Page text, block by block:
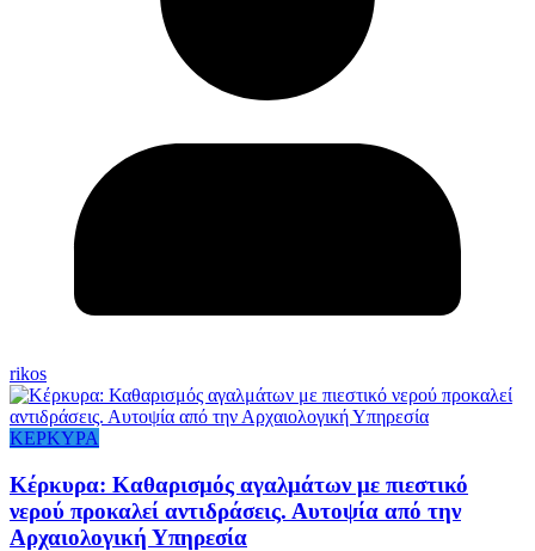
rikos
ΚΕΡΚΥΡΑ
Κέρκυρα: Καθαρισμός αγαλμάτων με πιεστικό
νερού προκαλεί αντιδράσεις. Αυτοψία από την
Αρχαιολογική Υπηρεσία